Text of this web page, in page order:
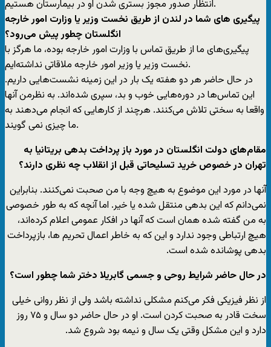
انتظار صدور مجوز بستری شدن او در بیمارستان هستیم.
پیگیری های شما در لندن از طریق نخست وزیر یا وزارت امور خارجه
انگلستان چطور پیش می‌رود؟
پیگیری‌های ما از طریق تماس با وزارت امور خارجه بوده، ما هرگز با
نخست وزیر یا وزیر امور خارجه ملاقاتی نداشته‌ایم.
در حال حاضر هر دو هفته یک بار در این زمینه نشست‌هایی داریم.
این تماس‌ها در دوره‌هایی خوب و بد، سپری شده‌اند. به نظرمن آنها
واقعا به سختی تلاش می‌کنند. هرچند از کارهایی که انجام می‌دهند به
ما چیزی نمی گویند.
مقام‌های دولت انگلستان در مورد باز پرداخت بدهی بریتانیا به
تهران در خصوص خرید تسلیحاتی قبل از انقلاب چه نظری دارند؟
آنها در مورد این موضوع به هیچ وجه با من صحبت نمی‌کنند. بنابراین
نمی‌دانم که این بدهی منتقل شده یا خیر. اما آنچه که به طور خصوصی
به من گفته شده همان است که آنها در افکار عمومی اعلام کرده‌اند،
هیچ ارتباطی وجود ندارد و این که به خاطر اعمال تحریم ها، بازپرداخت
بدهی پوشانده شده است.
در حال حاضر شرایط روحی و جسمی گابریلا دختر شما چطور است؟
از نظر فیزیکی فکر می‌کنم مشکلی نداشته باشد ولی از نظر روانی خیلی
سخت قادر به صحبت کردن است. او در حال حاضر دو سال و ۷۵ روز
دارد و این مشکل وقتی یک سال و نیمه بود شروع شد.